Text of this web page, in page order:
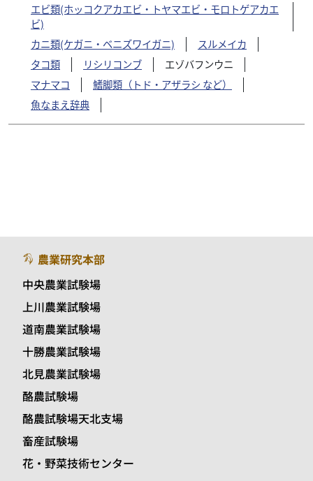
エビ類(ホッコクアカエビ・トヤマエビ・モロトゲアカエ
ビ)
カニ類(ケガニ・ベニズワイガニ)
スルメイカ
タコ類
リシリコンブ
エゾバフンウニ
マナマコ
鰭脚類（トド・アザラシ など）
魚なまえ辞典
農業研究本部
中央農業試験場
上川農業試験場
道南農業試験場
十勝農業試験場
北見農業試験場
酪農試験場
酪農試験場天北支場
畜産試験場
花・野菜技術センター